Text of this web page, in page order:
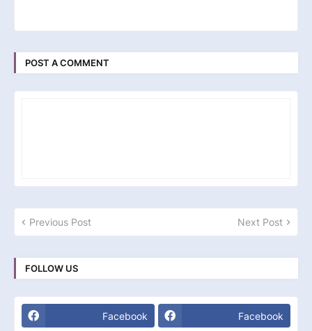
POST A COMMENT
Previous Post Next Post
FOLLOW US
Facebook Facebook